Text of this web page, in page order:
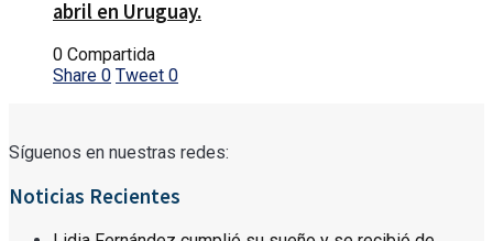
abril en Uruguay.
0 Compartida
Share 0 Tweet 0
Síguenos en nuestras redes:
Noticias Recientes